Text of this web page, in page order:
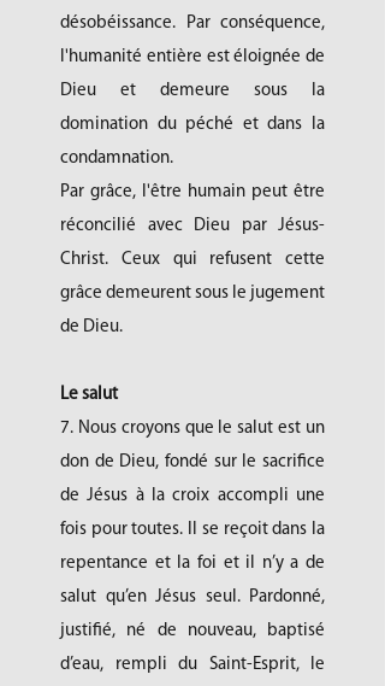
désobéissance. Par conséquence,
l'humanité entière est éloignée de
Dieu et demeure sous la
domination du péché et dans la
condamnation.
Par grâce, l'être humain peut être
réconcilié avec Dieu par Jésus-
Christ. Ceux qui refusent cette
grâce demeurent sous le jugement
de Dieu.
Le salut
7. Nous croyons que le salut est un
don de Dieu, fondé sur le sacrifice
de Jésus à la croix accompli une
fois pour toutes. Il se reçoit dans la
repentance et la foi et il n’y a de
salut qu’en Jésus seul. Pardonné,
justifié, né de nouveau, baptisé
d’eau, rempli du Saint-Esprit, le